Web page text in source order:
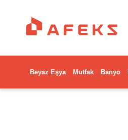
Beyaz Eşya Mutfak Banyo